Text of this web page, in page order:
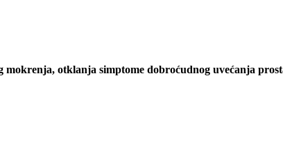
otklanja simptome dobroćudnog uvećanja